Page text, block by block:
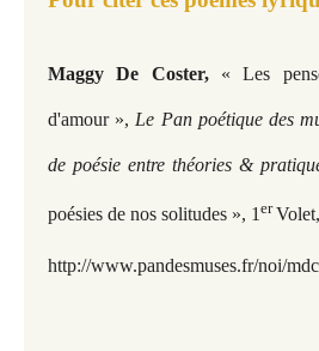
Maggy De Coster, «Les
d'amour », Le Pan poétique des
de poésie entre théories &
poésies de nos solitudes », 1 er
http://www.pandesmuses.fr/noi/